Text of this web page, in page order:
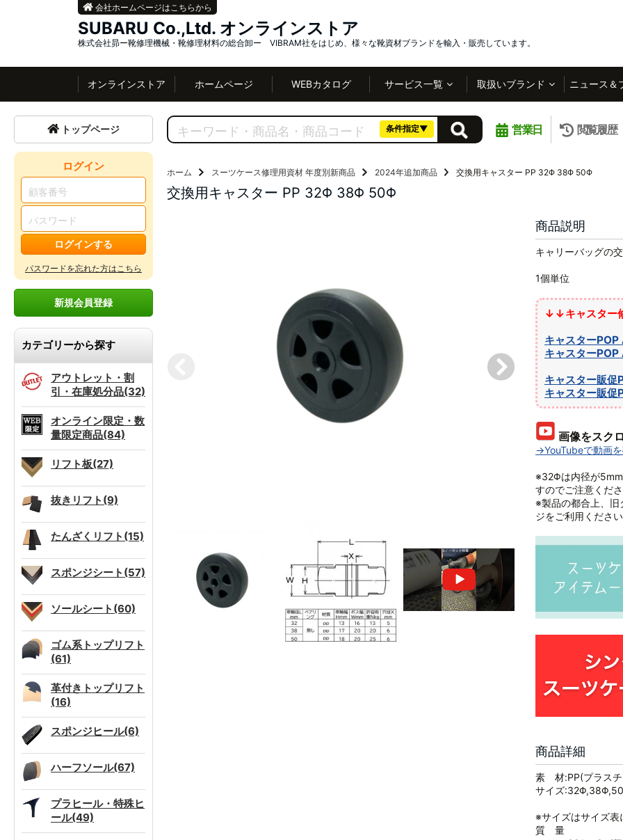
SUBARU Co.,Ltd. オンラインストア
株式会社昴ー靴修理機械・靴修理材料の総合卸ー VIBRAM社をはじめ、様々な靴資材ブランドを輸入・販売しています。
会社ホームページはこちらから
オンラインストア ホームページ WEBカタログ サービス一覧 取扱いブランド ニュース＆
トップページ
ログイン
ログインする
パスワードを忘れた方はこちら
新規会員登録
カテゴリーから探す
アウトレット・割
引・在庫処分品(32)
オンライン限定・数
量限定商品(84)
リフト板(27)
抜きリフト(9)
たんざくリフト(15)
スポンジシート(57)
ソールシート(60)
ゴム系トップリフト
(61)
革付きトップリフト
(16)
スポンジヒール(6)
ハーフソール(67)
プラヒール・特殊ヒ
ール(49)
条件指定▼ 営業日 閲覧履歴
ホーム スーツケース修理用資材 年度別新商品 2024年追加商品 交換用キャスター PP 32Φ 38Φ 50Φ
交換用キャスター PP 32Φ 38Φ 50Φ
商品説明
キャリーバッグの
1個単位
↓↓キャスター
キャスターPOP
キャスターPOP
キャスター販促
キャスター販促
画像をスク
→YouTubeで動画
※32Φは内径が5mm
すのでご注意くださ
※製品の都合上、旧
ジをご利用ください
商品詳細
素 材:PP(プラスチ
サイズ
※サイズはサイズ表
質 量